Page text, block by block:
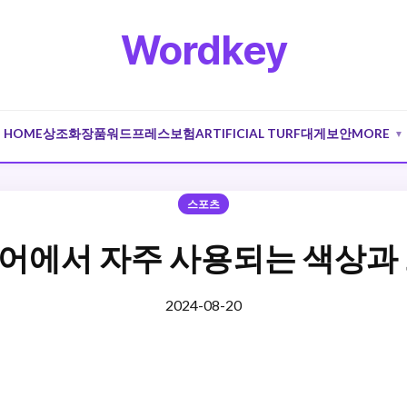
Wordkey
HOME상조화장품워드프레스보험ARTIFICIAL TURF대게 보안MORE ▼
스포츠
에서 자주 사용되는 색상과
2024-08-20